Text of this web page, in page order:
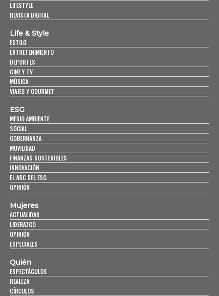
LIFESTYLE
REVISTA DIGITAL
Life & Style
ESTILO
ENTRETENIMIENTO
DEPORTES
CINE Y TV
MÚSICA
VIAJES Y GOURMET
ESG
MEDIO AMBIENTE
SOCIAL
GOBERNANZA
MOVILIDAD
FINANZAS SOSTENIBLES
INNOVACIÓN
EL ABC DEL ESG
OPINIÓN
Mujeres
ACTUALIDAD
LIDERAZGO
OPINIÓN
ESPECIALES
Quién
ESPECTÁCULOS
REALEZA
CÍRCULOS